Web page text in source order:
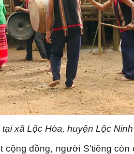
xã Lộc Hòa, huyện Lộc Ninh
đồng, người S’tiêng còn